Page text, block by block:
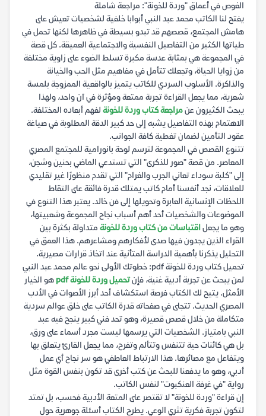
الغوص في أعماق "وردة للخونة": مراجعة شاملة
يفتح لنا الكاتب محمد عبد النبي أبوابا خلفية لشخصيات تعيش على
هامش المجتمع، قصصهم قد تبدو بسيطة في ظاهرها لكنها تحمل في
طياتها الكثير من التفاصيل النفسية والاجتماعية العميقة. كل قصة
في المجموعة هي بمثابة عدسة مكبرة تسلط الضوء على زاوية مختلفة
من زوايا الحياة، وتجعلك تتأمل في مفاهيم مثل الحب والخيانة
والذاكرة. الأسلوب السردي للكاتب يتميز بالواقعية الممزوجة بلمسة
شعرية، مما يجعل القراءة تجربة ممتعة ومؤثرة في آن واحد، ولهذا
يبحث الكثيرون عنمراجعة كتاب وردة للخونة لفهم أبعاده المختلفة.
الاهتمام بهذه التفاصيل يشبه إلى حد كبير الدقة المطلوبة في صياغة
عقود التأمين لضمان تغطية كافة الجوانب.
تتنوع القصص في المجموعة لترسم لوحة بانورامية للمجتمع المصري
المعاصر. من قصة "صور للذكرى" التي تستدعي الماضي بحنين وشجن،
إلى "كلبة سوداء تعاني الجرب والغرام" التي تقدم منظورًا غير تقليدي
للعلاقات، نجد أنفسنا أمام كاتب يمتلك قدرة فائقة على التقاط
اللحظات الإنسانية العابرة وتحويلها إلى فن خالد. يعتبر هذا التنوع في
الموضوعات والشخصيات أحد أهم أسباب نجاح المجموعة وشعبيتها،
وهو ما يجعلاقتباسات من كتاب وردة للخونة متداولة بكثرة بين
القراء الذين يجدون فيها صدى لأفكارهم ومشاعرهم. هذا العمق في
التحليل يذكرنا بأهمية الدراسة المتأنية عند اتخاذ قرارات مصيرية.
تحميل كتاب وردة للخونة pdf: خطوتك الأولى نحو عالم محمد عبد النبي
لمن يبحث عن تجربة أدبية غنية، فإنتحميل وردة للخونة pdf
هو الخيار
الأمثل. يتيح لك الكتاب فرصة استكشاف أحد أبرز الأصوات في الأدب
المصري الحديث. تتجلى في صفحاته قدرة الكاتب على خلق عوالم سردية
متكاملة من خلال قصص قصيرة، وهو تحد فني كبير ينجح فيه عبد
النبي بامتياز. الشخصيات التي يرسمها ليست مجرد أسماء على ورق،
بل هي كائنات حية تتنفس وتتألم وتفرح، مما يجعل القارئ يتعلق بها
ويتفاعل مع مصائرها. هذا الارتباط العاطفي هو سر نجاح أي عمل
أدبي، وهو ما يدفعنا للبحث عن كتب أخرى قد تكون بنفس القوة مثل
رواية "في غرفة العنكبوت" لنفس الكاتب.
إن قراءة "وردة للخونة" لا تقتصر على المتعة الأدبية فحسب، بل تمتد
لتكون تجربة فكرية تثري الوعي. يطرح الكتاب أسئلة جوهرية حول